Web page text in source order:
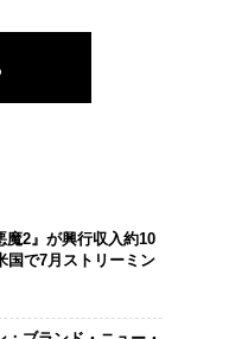
魔2』が興行収入約10
国で7月ストリーミン